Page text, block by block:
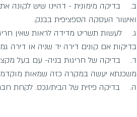
ב. בדיקה מימונית - דהיינו שיש לקונה
ואישור העסקה הספציפית בבנק.
ג. לעשות תשריט מדידה לראות שאין
בדיקות אם קונים דירה יד שניה או דירה
ד. בדיקה של חריגות בניה- עם בעל
משכנתא יעשה במקרה כזה שמאות
ה. בדיקה פיזית של הבית/נכס. לקחת